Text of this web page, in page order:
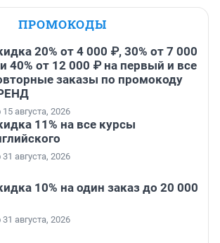
ПРОМОКОДЫ
20% от 4 000 ₽, 30% от 7 000
40% от 12 000 ₽ на первый и все
заказы по промокоду
августа, 2026
11% на все курсы
августа, 2026
10% на один заказ до 20 000
августа, 2026